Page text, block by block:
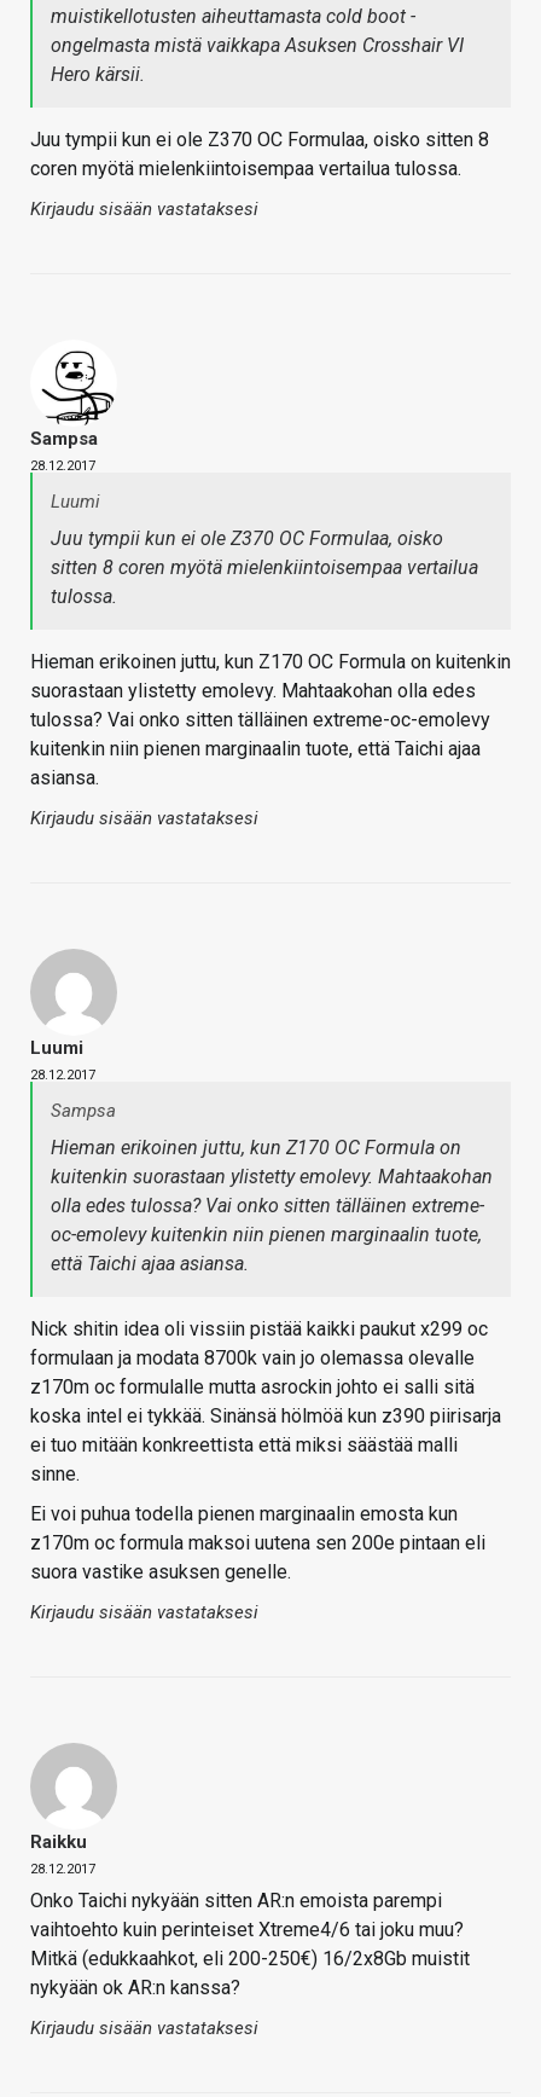
muistikellotusten aiheuttamasta cold boot -
ongelmasta mistä vaikkapa Asuksen Crosshair VI
Hero kärsii.
Juu tympii kun ei ole Z370 OC Formulaa, oisko sitten 8
coren myötä mielenkiintoisempaa vertailua tulossa.
Kirjaudu sisään vastataksesi
Sampsa
28.12.2017
Luumi
Juu tympii kun ei ole Z370 OC Formulaa, oisko
sitten 8 coren myötä mielenkiintoisempaa vertailua
tulossa.
Hieman erikoinen juttu, kun Z170 OC Formula on kuitenkin
suorastaan ylistetty emolevy. Mahtaakohan olla edes
tulossa? Vai onko sitten tälläinen extreme-oc-emolevy
kuitenkin niin pienen marginaalin tuote, että Taichi ajaa
asiansa.
Kirjaudu sisään vastataksesi
Luumi
28.12.2017
Sampsa
Hieman erikoinen juttu, kun Z170 OC Formula on
kuitenkin suorastaan ylistetty emolevy. Mahtaakohan
olla edes tulossa? Vai onko sitten tälläinen extreme-
oc-emolevy kuitenkin niin pienen marginaalin tuote,
että Taichi ajaa asiansa.
Nick shitin idea oli vissiin pistää kaikki paukut x299 oc
formulaan ja modata 8700k vain jo olemassa olevalle
z170m oc formulalle mutta asrockin johto ei salli sitä
koska intel ei tykkää. Sinänsä hölmöä kun z390 piirisarja
ei tuo mitään konkreettista että miksi säästää malli
sinne.
Ei voi puhua todella pienen marginaalin emosta kun
z170m oc formula maksoi uutena sen 200e pintaan eli
suora vastike asuksen genelle.
Kirjaudu sisään vastataksesi
Raikku
28.12.2017
Onko Taichi nykyään sitten AR:n emoista parempi
vaihtoehto kuin perinteiset Xtreme4/6 tai joku muu?
Mitkä (edukkaahkot, eli 200-250€) 16/2x8Gb muistit
nykyään ok AR:n kanssa?
Kirjaudu sisään vastataksesi